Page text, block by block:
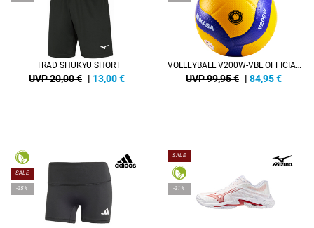
TRAD SHUKYU SHORT
UVP 20,00 € | 13,00€
VOLLEYBALL V200W-VBL OFFICIAL (DVV1)
UVP 99,95 € | 84,95€
SALE
-35%
SALE
-31%